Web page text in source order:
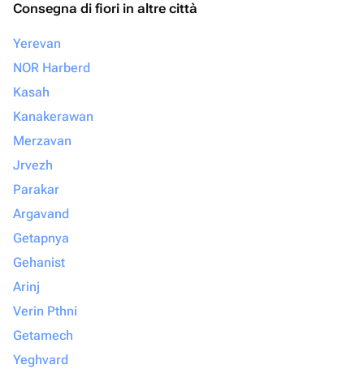
Consegna di fiori in altre città
Yerevan
NOR Harberd
Kasah
Kanakerawan
Merzavan
Jrvezh
Parakar
Argavand
Getapnya
Gehanist
Arinj
Verin Pthni
Getamech
Yeghvard